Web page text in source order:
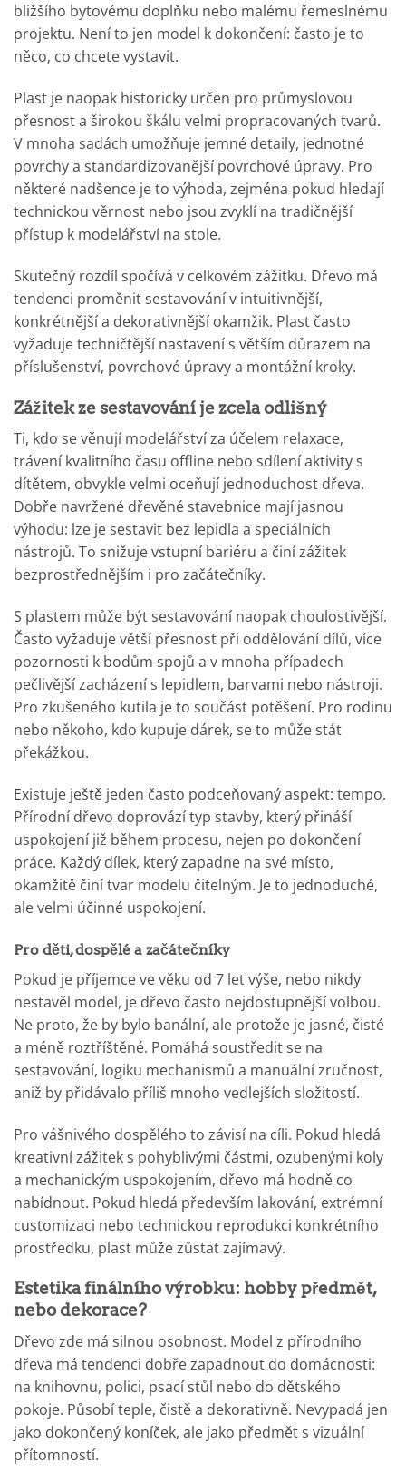
bližšího bytovému doplňku nebo malému řemeslnému
projektu. Není to jen model k dokončení: často je to
něco, co chcete vystavit.
Plast je naopak historicky určen pro průmyslovou
přesnost a širokou škálu velmi propracovaných tvarů.
V mnoha sadách umožňuje jemné detaily, jednotné
povrchy a standardizovanější povrchové úpravy. Pro
některé nadšence je to výhoda, zejména pokud hledají
technickou věrnost nebo jsou zvyklí na tradičnější
přístup k modelářství na stole.
Skutečný rozdíl spočívá v celkovém zážitku. Dřevo má
tendenci proměnit sestavování v intuitivnější,
konkrétnější a dekorativnější okamžik. Plast často
vyžaduje techničtější nastavení s větším důrazem na
příslušenství, povrchové úpravy a montážní kroky.
Zážitek ze sestavování je zcela odlišný
Ti, kdo se věnují modelářství za účelem relaxace,
trávení kvalitního času offline nebo sdílení aktivity s
dítětem, obvykle velmi oceňují jednoduchost dřeva.
Dobře navržené dřevěné stavebnice mají jasnou
výhodu: lze je sestavit bez lepidla a speciálních
nástrojů. To snižuje vstupní bariéru a činí zážitek
bezprostřednějším i pro začátečníky.
S plastem může být sestavování naopak choulostivější.
Často vyžaduje větší přesnost při oddělování dílů, více
pozornosti k bodům spojů a v mnoha případech
pečlivější zacházení s lepidlem, barvami nebo nástroji.
Pro zkušeného kutila je to součást potěšení. Pro rodinu
nebo někoho, kdo kupuje dárek, se to může stát
překážkou.
Existuje ještě jeden často podceňovaný aspekt: tempo.
Přírodní dřevo doprovází typ stavby, který přináší
uspokojení již během procesu, nejen po dokončení
práce. Každý dílek, který zapadne na své místo,
okamžitě činí tvar modelu čitelným. Je to jednoduché,
ale velmi účinné uspokojení.
Pro děti, dospělé a začátečníky
Pokud je příjemce ve věku od 7 let výše, nebo nikdy
nestavěl model, je dřevo často nejdostupnější volbou.
Ne proto, že by bylo banální, ale protože je jasné, čisté
a méně roztříštěné. Pomáhá soustředit se na
sestavování, logiku mechanismů a manuální zručnost,
aniž by přidávalo příliš mnoho vedlejších složitostí.
Pro vášnivého dospělého to závisí na cíli. Pokud hledá
kreativní zážitek s pohyblivými částmi, ozubenými koly
a mechanickým uspokojením, dřevo má hodně co
nabídnout. Pokud hledá především lakování, extrémní
customizaci nebo technickou reprodukci konkrétního
prostředku, plast může zůstat zajímavý.
Estetika finálního výrobku: hobby předmět,
nebo dekorace?
Dřevo zde má silnou osobnost. Model z přírodního
dřeva má tendenci dobře zapadnout do domácnosti:
na knihovnu, polici, psací stůl nebo do dětského
pokoje. Působí teple, čistě a dekorativně. Nevypadá jen
jako dokončený koníček, ale jako předmět s vizuální
přítomností.